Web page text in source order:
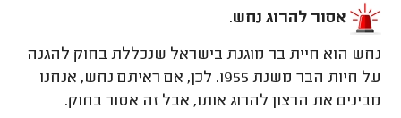
אסור להרוג נחש.
נחש הוא חיית בר מוגנת בישראל שנכללת בחוק להגנה
על חיות הבר משנת 1955. לכן, אם ראיתם נחש, אנחנו
מבינים את הרצון להרוג אותו, אבל זה אסור בחוק.